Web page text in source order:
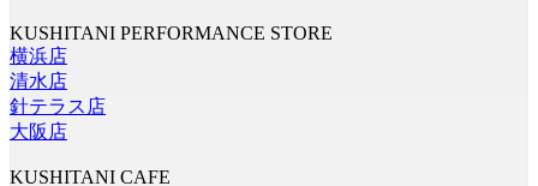
KUSHITANI PERFORMANCE STORE
横浜店
清水店
針テラス店
大阪店
KUSHITANI CAFE